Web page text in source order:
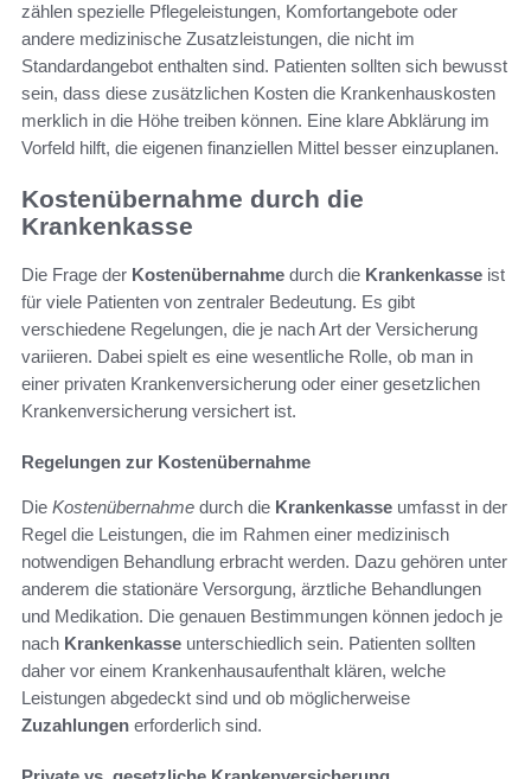
zählen spezielle Pflegeleistungen, Komfortangebote oder
andere medizinische Zusatzleistungen, die nicht im
Standardangebot enthalten sind. Patienten sollten sich bewusst
sein, dass diese zusätzlichen Kosten die Krankenhauskosten
merklich in die Höhe treiben können. Eine klare Abklärung im
Vorfeld hilft, die eigenen finanziellen Mittel besser einzuplanen.
Kostenübernahme durch die
Krankenkasse
Die Frage der Kostenübernahme durch die Krankenkasse ist
für viele Patienten von zentraler Bedeutung. Es gibt
verschiedene Regelungen, die je nach Art der Versicherung
variieren. Dabei spielt es eine wesentliche Rolle, ob man in
einer privaten Krankenversicherung oder einer gesetzlichen
Krankenversicherung versichert ist.
Regelungen zur Kostenübernahme
Die Kostenübernahme durch die Krankenkasse umfasst in der
Regel die Leistungen, die im Rahmen einer medizinisch
notwendigen Behandlung erbracht werden. Dazu gehören unter
anderem die stationäre Versorgung, ärztliche Behandlungen
und Medikation. Die genauen Bestimmungen können jedoch je
nach Krankenkasse unterschiedlich sein. Patienten sollten
daher vor einem Krankenhausaufenthalt klären, welche
Leistungen abgedeckt sind und ob möglicherweise
Zuzahlungen erforderlich sind.